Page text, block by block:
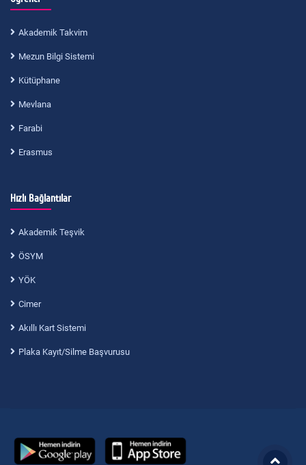
Akademik Takvim
Mezun Bilgi Sistemi
Kütüphane
Mevlana
Farabi
Erasmus
Hızlı Bağlantılar
Akademik Teşvik
ÖSYM
YÖK
Cimer
Akıllı Kart Sistemi
Plaka Kayıt/Silme Başvurusu